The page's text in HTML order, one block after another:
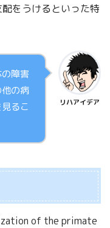
をうけるといった特
リハアイデア
障害
の病
るこ
of the primate